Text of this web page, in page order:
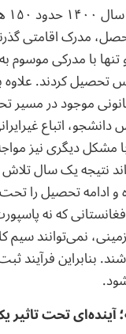
بر
مدرک اقامتی
با مدرکی موسوم
تحصیل کردند. علاوه
موجود در مسیر
اتباع
مشکل دیگری نیز
نتیجه یک سال تلاش
ادامه تحصیل را تحت
که نه
نمی‌توانند سیم
بنابراین فرآیند
آینده‌ای تحت